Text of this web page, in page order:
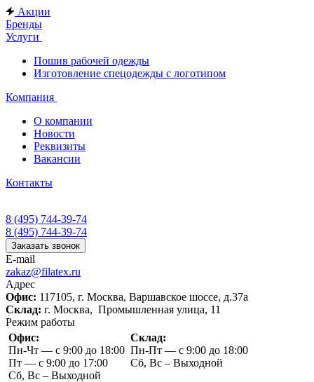
Акции
Бренды
Услуги
Пошив рабочей одежды
Изготовление спецодежды с логотипом
Компания
О компании
Новости
Реквизиты
Вакансии
Контакты
8 (495) 744-39-74
8 (495) 744-39-74
Заказать звонок
E-mail
zakaz@filatex.ru
Адрес
Офис: 117105, г. Москва, Варшавское шоссе, д.37а
Склад: г. Москва, Промышленная улица, 11
Режим работы
Офис:
Пн-Чт — с 9:00 до 18:00
Пт — с 9:00 до 17:00
Сб, Вс – Выходной
Склад:
Пн-Пт — с 9:00 до 18:00
Сб, Вс – Выходной